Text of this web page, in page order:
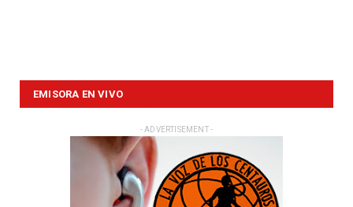
EMISORA EN VIVO
- ADVERTISEMENT -